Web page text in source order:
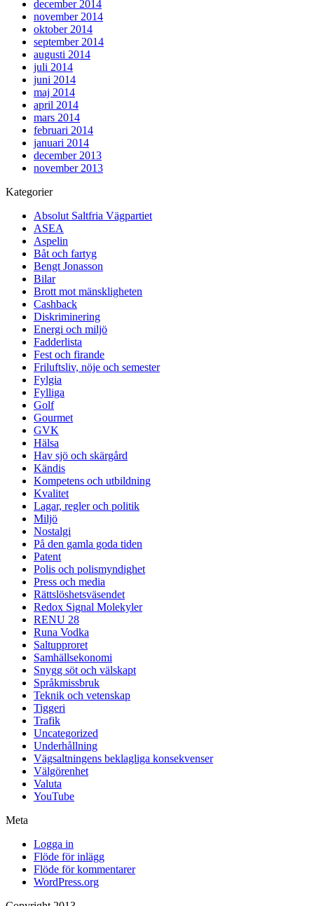
december 2014
november 2014
oktober 2014
september 2014
augusti 2014
juli 2014
juni 2014
maj 2014
april 2014
mars 2014
februari 2014
januari 2014
december 2013
november 2013
Kategorier
Absolut Saltfria Vägpartiet
ASEA
Aspelin
Båt och fartyg
Bengt Jonasson
Bilar
Brott mot mänskligheten
Cashback
Diskriminering
Energi och miljö
Fadderlista
Fest och firande
Friluftsliv, nöje och semester
Fylgia
Fylliga
Golf
Gourmet
GVK
Hälsa
Hav sjö och skärgård
Kändis
Kompetens och utbildning
Kvalitet
Lagar, regler och politik
Miljö
Nostalgi
På den gamla goda tiden
Patent
Polis och polismyndighet
Press och media
Rättslöshetsväsendet
Redox Signal Molekyler
RENU 28
Runa Vodka
Saltupproret
Samhällsekonomi
Snygg söt och välskapt
Språkmissbruk
Teknik och vetenskap
Tiggeri
Trafik
Uncategorized
Underhållning
Vägsaltningens beklagliga konsekvenser
Välgörenhet
Valuta
YouTube
Meta
Logga in
Flöde för inlägg
Flöde för kommentarer
WordPress.org